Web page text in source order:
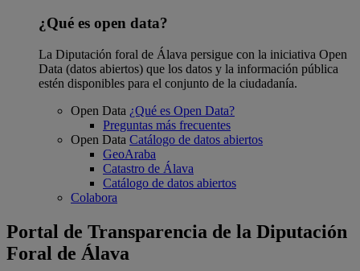
¿Qué es open data?
La Diputación foral de Álava persigue con la iniciativa Open
Data (datos abiertos) que los datos y la información pública
estén disponibles para el conjunto de la ciudadanía.
Open Data ¿Qué es Open Data?
Preguntas más frecuentes
Open Data Catálogo de datos abiertos
GeoAraba
Catastro de Álava
Catálogo de datos abiertos
Colabora
Portal de Transparencia de la Diputación
Foral de Álava